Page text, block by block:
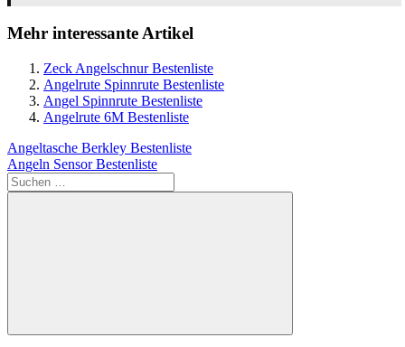
Mehr interessante Artikel
Zeck Angelschnur Bestenliste
Angelrute Spinnrute Bestenliste
Angel Spinnrute Bestenliste
Angelrute 6M Bestenliste
Beitragsnavigation
Vorheriger
Beitrag:
Angeltasche Berkley Bestenliste
Nächster
Beitrag:
Angeln Sensor Bestenliste
Suchen
nach:
Suchen